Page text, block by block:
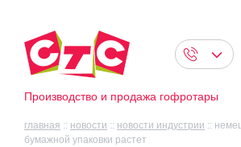
Производство и продажа гофротары
главная :: новости :: новости индустрии ::
бумажной упаковки растет